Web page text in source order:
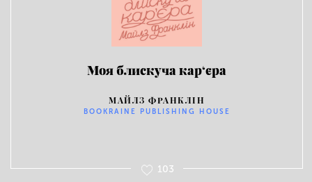
Моя блискуча кар‘єра
МАЙЛЗ ФРАНКЛІН
BOOKRAINE PUBLISHING HOUSE
103